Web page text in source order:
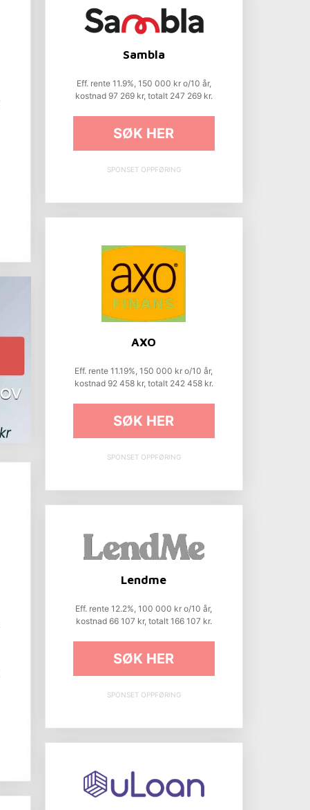
Sambla
Eff. rente 11.9%, 150 000 kr o/10 år,
kostnad 97 269 kr, totalt 247 269 kr.
SØK HER
SPONSET OPPFØRING
AXO
Eff. rente 11.19%, 150 000 kr o/10 år,
kostnad 92 458 kr, totalt 242 458 kr.
SØK HER
SPONSET OPPFØRING
Lendme
Eff. rente 12.2%, 100 000 kr o/10 år,
kostnad 66 107 kr, totalt 166 107 kr.
SØK HER
SPONSET OPPFØRING